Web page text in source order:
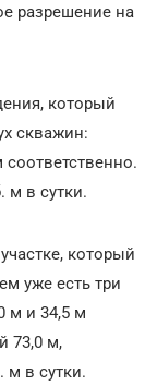
разрешение на
который
скважин:
м в сутки.
который
уже есть три
м и 34,5 м
73,0 м,
м в сутки.